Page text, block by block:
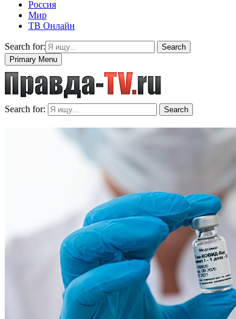
Россия
Мир
ТВ Онлайн
Search for:
Search
Primary Menu
Search for: Search